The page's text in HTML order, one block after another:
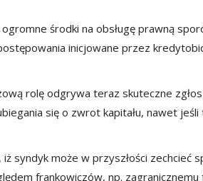
środki na obsługę prawną
inicjowane przez
rolę odgrywa teraz skuteczne
się o zwrot kapitału, nawet jeśli
syndyk może w przyszłości zechcieć
frankowiczów, np. zagranicznemu